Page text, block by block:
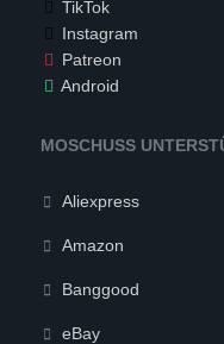
TikTok
Instagram
Patreon
Android
MOSCHUSS
Aliexpress
Amazon
Banggood
eBay